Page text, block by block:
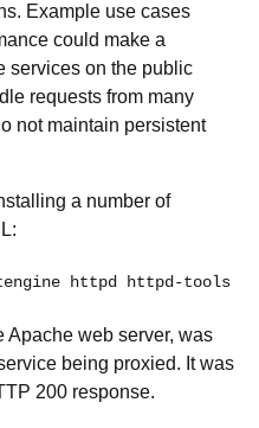
Example use cases
could make a
services on the public
requests from many
not maintain persistent
a number of
httpd httpd-tools
Apache web server, was
being proxied. It was
200 response.